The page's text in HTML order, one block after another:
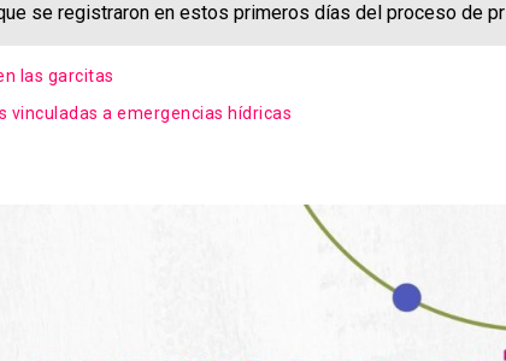
se registraron en estos primeros días del proceso de pr
las garcitas
vinculadas a emergencias hídricas